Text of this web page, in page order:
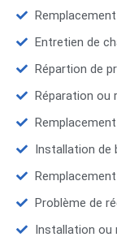
Entretien de
Répartion de
Réparation ou
Installation de
Problème de
Installation ou